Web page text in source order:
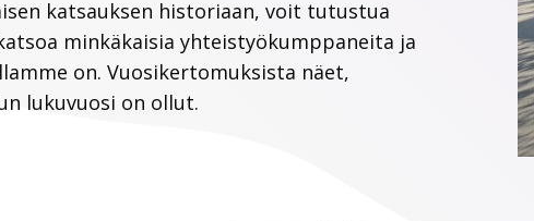
katsauksen historiaan, voit tutustua
minkäkaisia yhteistyökumppaneita ja
on. Vuosikertomuksista näet,
lukuvuosi on ollut.